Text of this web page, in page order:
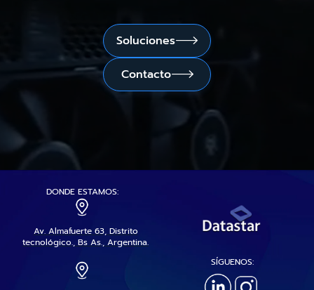
Soluciones
Contacto
DONDE ESTAMOS:
Av. Almafuerte 63, Distrito
tecnológico., Bs As., Argentina.
SÍGUENOS: